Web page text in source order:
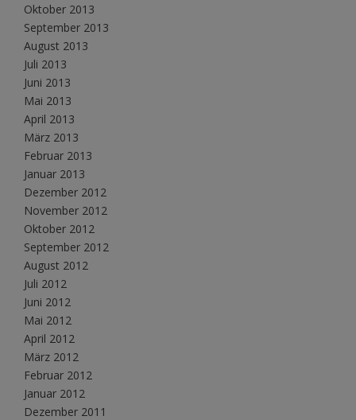
Oktober 2013
September 2013
August 2013
Juli 2013
Juni 2013
Mai 2013
April 2013
März 2013
Februar 2013
Januar 2013
Dezember 2012
November 2012
Oktober 2012
September 2012
August 2012
Juli 2012
Juni 2012
Mai 2012
April 2012
März 2012
Februar 2012
Januar 2012
Dezember 2011